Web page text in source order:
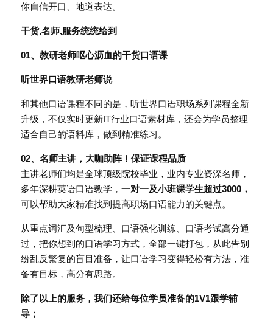
你自信开口、地道表达。
干货,名师,服务统统给到
01、教研老师呕心沥血的干货口语课
听世界口语教研老师说
和其他口语课程不同的是，听世界口语职场系列课程全新
升级，不仅实时更新IT行业口语素材库，还会为学员整理
适合自己的语料库，做到精准练习。
02、名师主讲，大咖助阵！保证课程品质
主讲老师们均是全球顶级院校毕业，业内专业资深名师，
多年深耕英语口语教学， 一对一及小班课学生超过3000，
可以帮助大家精准找到提高职场口语能力的关键点。
从重点词汇及句型梳理、口语强化训练、口语考试高分通
过，把你想到的口语学习方式，全部一键打包，从此告别
纷乱反繁复的盲目准备，让口语学习变得轻松有方法，准
备有目标，高分有思路。
除了以上的服务，我们还给每位学员准备的1V1跟学辅
导；